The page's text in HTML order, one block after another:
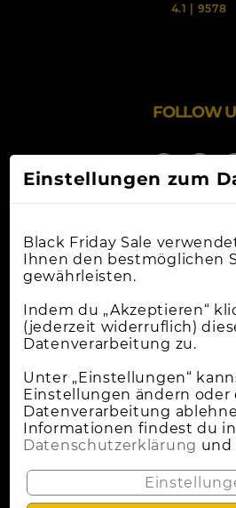
4.1 | 9578
FOLLOW
Online-Shops
Apple Deals
Cybermonday
News
Wann Ist Black Friday?
Einstellungen zum
Black Friday Sale
Ihnen den bestmöglichen
gewährleisten.
Indem du „Akzeptieren“
(jederzeit widerruflich)
Datenverarbeitung zu.
Unter „Einstellungen“
Einstellungen ändern oder
Datenverarbeitung
Informationen findest du
Datenschutzerklärung und